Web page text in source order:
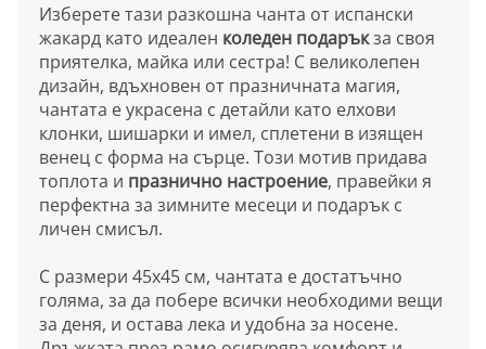
Изберете тази разкошна чанта от испански
жакард като идеален коледен подаръкза своя
приятелка, майка или сестра! С великолепен
дизайн, вдъхновен от празничната магия,
чантата е украсена с детайли като елхови
клонки, шишарки и имел, сплетени в изящен
венец с форма на сърце. Този мотив придава
топлота и празнично настроение, правейки я
перфектна за зимните месеци и подарък с
личен смисъл.
С размери 45х45 см, чантата е достатъчно
голяма, за да побере всички необходими вещи
за деня, и остава лека и удобна за носене.